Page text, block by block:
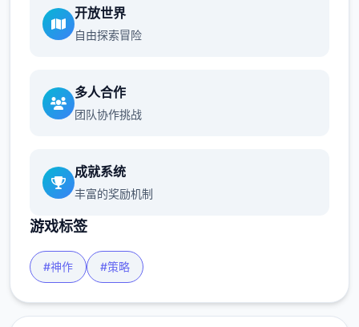
开放世界
自由探索冒险
多人合作
团队协作挑战
成就系统
丰富的奖励机制
游戏标签
#神作 #策略